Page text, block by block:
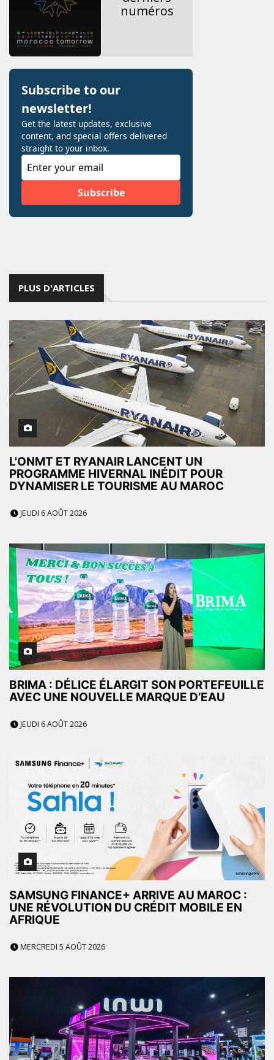
numéros
PLUS D'ARTICLES
L'ONMT ET RYANAIR LANCENT UN
PROGRAMME HIVERNAL INÉDIT POUR
DYNAMISER LE TOURISME AU MAROC
JEUDI 6 AOÛT 2026
BRIMA : DÉLICE ÉLARGIT SON PORTEFEUILLE
AVEC UNE NOUVELLE MARQUE D’EAU
JEUDI 6 AOÛT 2026
SAMSUNG FINANCE+ ARRIVE AU MAROC :
UNE RÉVOLUTION DU CRÉDIT MOBILE EN
AFRIQUE
MERCREDI 5 AOÛT 2026